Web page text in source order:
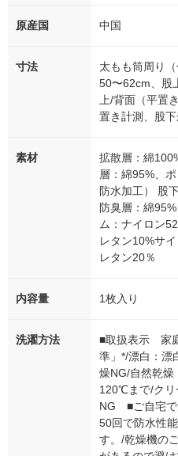
原産国 中国
寸法
太もも筒周り
50〜62cm、股
上/背面（平置
置き計測、股
素材
拡散層：綿
層：綿95%、
防水加工） 股
防臭層：綿
ム：ナイロン
レタン10%サ
レタン20％
内容量 1枚入り
洗濯方法
■取扱表示 家
準」*/漂白：漂
燥NG/自然乾燥
120℃まで/クリ
NG ■ご自宅で
50回で防水性
す。/乾燥機の